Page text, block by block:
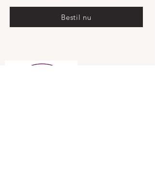
Bestil nu